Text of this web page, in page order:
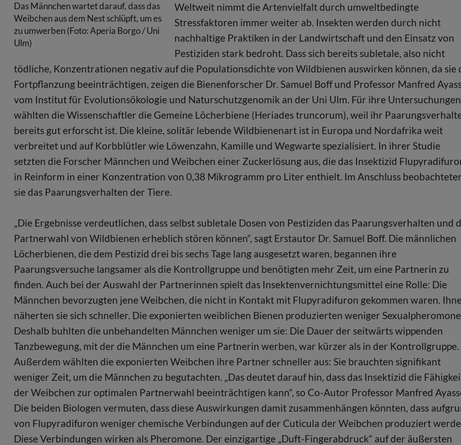
Das Männchen wartet darauf, dass das
Weibchen aus dem Nest schlüpft, um es
zu umwerben (Foto: Aperia Borgo / Uni
Ulm)
Weltweit nimmt die Artenvielfalt durch umweltbedingte
Stressfaktoren immer weiter ab. Insekten werden durch nicht
nachhaltige Praktiken in der Landwirtschaft und den Einsatz von
Pestiziden stark bedroht. Dass sich bereits subletale, also nicht
tödliche, Konzentrationen negativ auf die Populationsdichte von Wildbienen auswirken können, da sie
Fortpflanzung beeinträchtigen, zeigen die Bienenforscher Dr. Samuel Boff und Professor Manfred
vom Institut für Evolutionsökologie und Naturschutzgenomik an der Uni Ulm. Für ihre Untersuchungen
wählten die Wissenschaftler die Gemeine Löcherbiene (Heriades truncorum), weil ihr
bereits gut erforscht ist. Die kleine, solitär lebende Wildbienenart ist in Europa und Nordafrika weit
verbreitet und auf Korbblütler wie Löwenzahn, Kamille und Wegwarte spezialisiert. In ihrer Studie
setzten die Forscher Männchen und Weibchen einer Zuckerlösung aus, die das Insektizid
in Reinform in einer Konzentration von 0,38 Mikrogramm pro Liter enthielt. Im Anschluss
sie das Paarungsverhalten der Tiere.
„Die Ergebnisse verdeutlichen, dass selbst subletale Dosen von Pestiziden das Paarungsverhalten und
Partnerwahl von Wildbienen erheblich stören können“, sagt Erstautor Dr. Samuel Boff. Die männlichen
Löcherbienen, die dem Pestizid drei bis sechs Tage lang ausgesetzt waren, begannen ihre
Paarungsversuche langsamer als die Kontrollgruppe und benötigten mehr Zeit, um eine Partnerin zu
finden. Auch bei der Auswahl der Partnerinnen spielt das Insektenvernichtungsmittel eine Rolle: Die
Männchen bevorzugten jene Weibchen, die nicht in Kontakt mit Flupyradifuron gekommen waren.
näherten sie sich schneller. Die exponierten weiblichen Bienen produzierten weniger
Deshalb buhlten die unbehandelten Männchen weniger um sie: Die Dauer der seitwärts wippenden
Tanzbewegung, mit der die Männchen um eine Partnerin werben, war kürzer als in der Kontrollgruppe.
Außerdem wählten die exponierten Weibchen ihre Partner schneller aus: Sie brauchten signifikant
weniger Zeit, um die Männchen zu begutachten. „Das deutet darauf hin, dass das Insektizid die
der Weibchen zur optimalen Partnerwahl beeinträchtigen kann“, so Co-Autor Professor Manfred
Die beiden Biologen vermuten, dass diese Auswirkungen damit zusammenhängen könnten, dass
von Flupyradifuron weniger chemische Verbindungen auf der Cuticula der Weibchen produziert
Diese Verbindungen wirken als Pheromone. Der einzigartige „Duft-Fingerabdruck“ auf der äußersten